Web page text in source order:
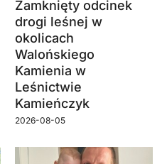
Zamknięty odcinek
drogi leśnej w
okolicach
Walońskiego
Kamienia w
Leśnictwie
Kamieńczyk
2026-08-05